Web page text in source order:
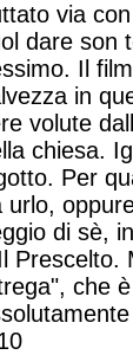
via
dare son
Il
in
volute
chiesa.
Per
urlo,
di sè,
Prescelto.
che